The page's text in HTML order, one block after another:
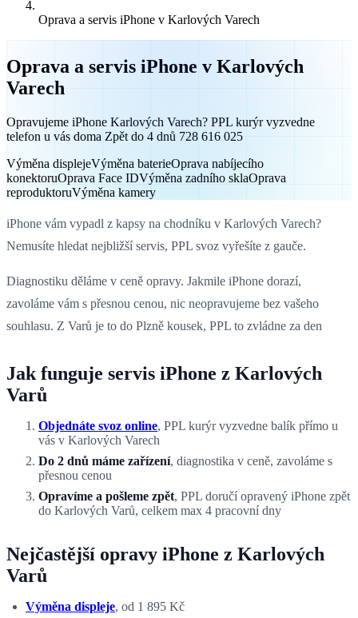
Oprava a servis iPhone v Karlových Varech
Oprava a servis iPhone v Karlových
Varech
Opravujeme iPhone Karlových Varech? PPL kurýr vyzvedne
telefon u vás doma Zpět do 4 dnů 728 616 025
Výměna displejeVýměna baterieOprava nabíjecího
konektoruOprava Face IDVýměna zadního sklaOprava
reproduktoruVýměna kamery
iPhone vám vypadl z kapsy na chodníku v Karlových Varech?
Nemusíte hledat nejbližší servis, PPL svoz vyřešíte z gauče.
Diagnostiku děláme v ceně opravy. Jakmile iPhone dorazí,
zavoláme vám s přesnou cenou, nic neopravujeme bez vašeho
souhlasu. Z Varů je to do Plzně kousek, PPL to zvládne za den
Jak funguje servis iPhone z Karlových
Varů
Objednáte svoz online, PPL kurýr vyzvedne balík přímo u
vás v Karlových Varech
Do 2 dnů máme zařízení, diagnostika v ceně, zavoláme s
přesnou cenou
Opravíme a pošleme zpět, PPL doručí opravený iPhone zpět
do Karlových Varů, celkem max 4 pracovní dny
Nejčastější opravy iPhone z Karlových
Varů
Výměna displeje, od 1 895 Kč